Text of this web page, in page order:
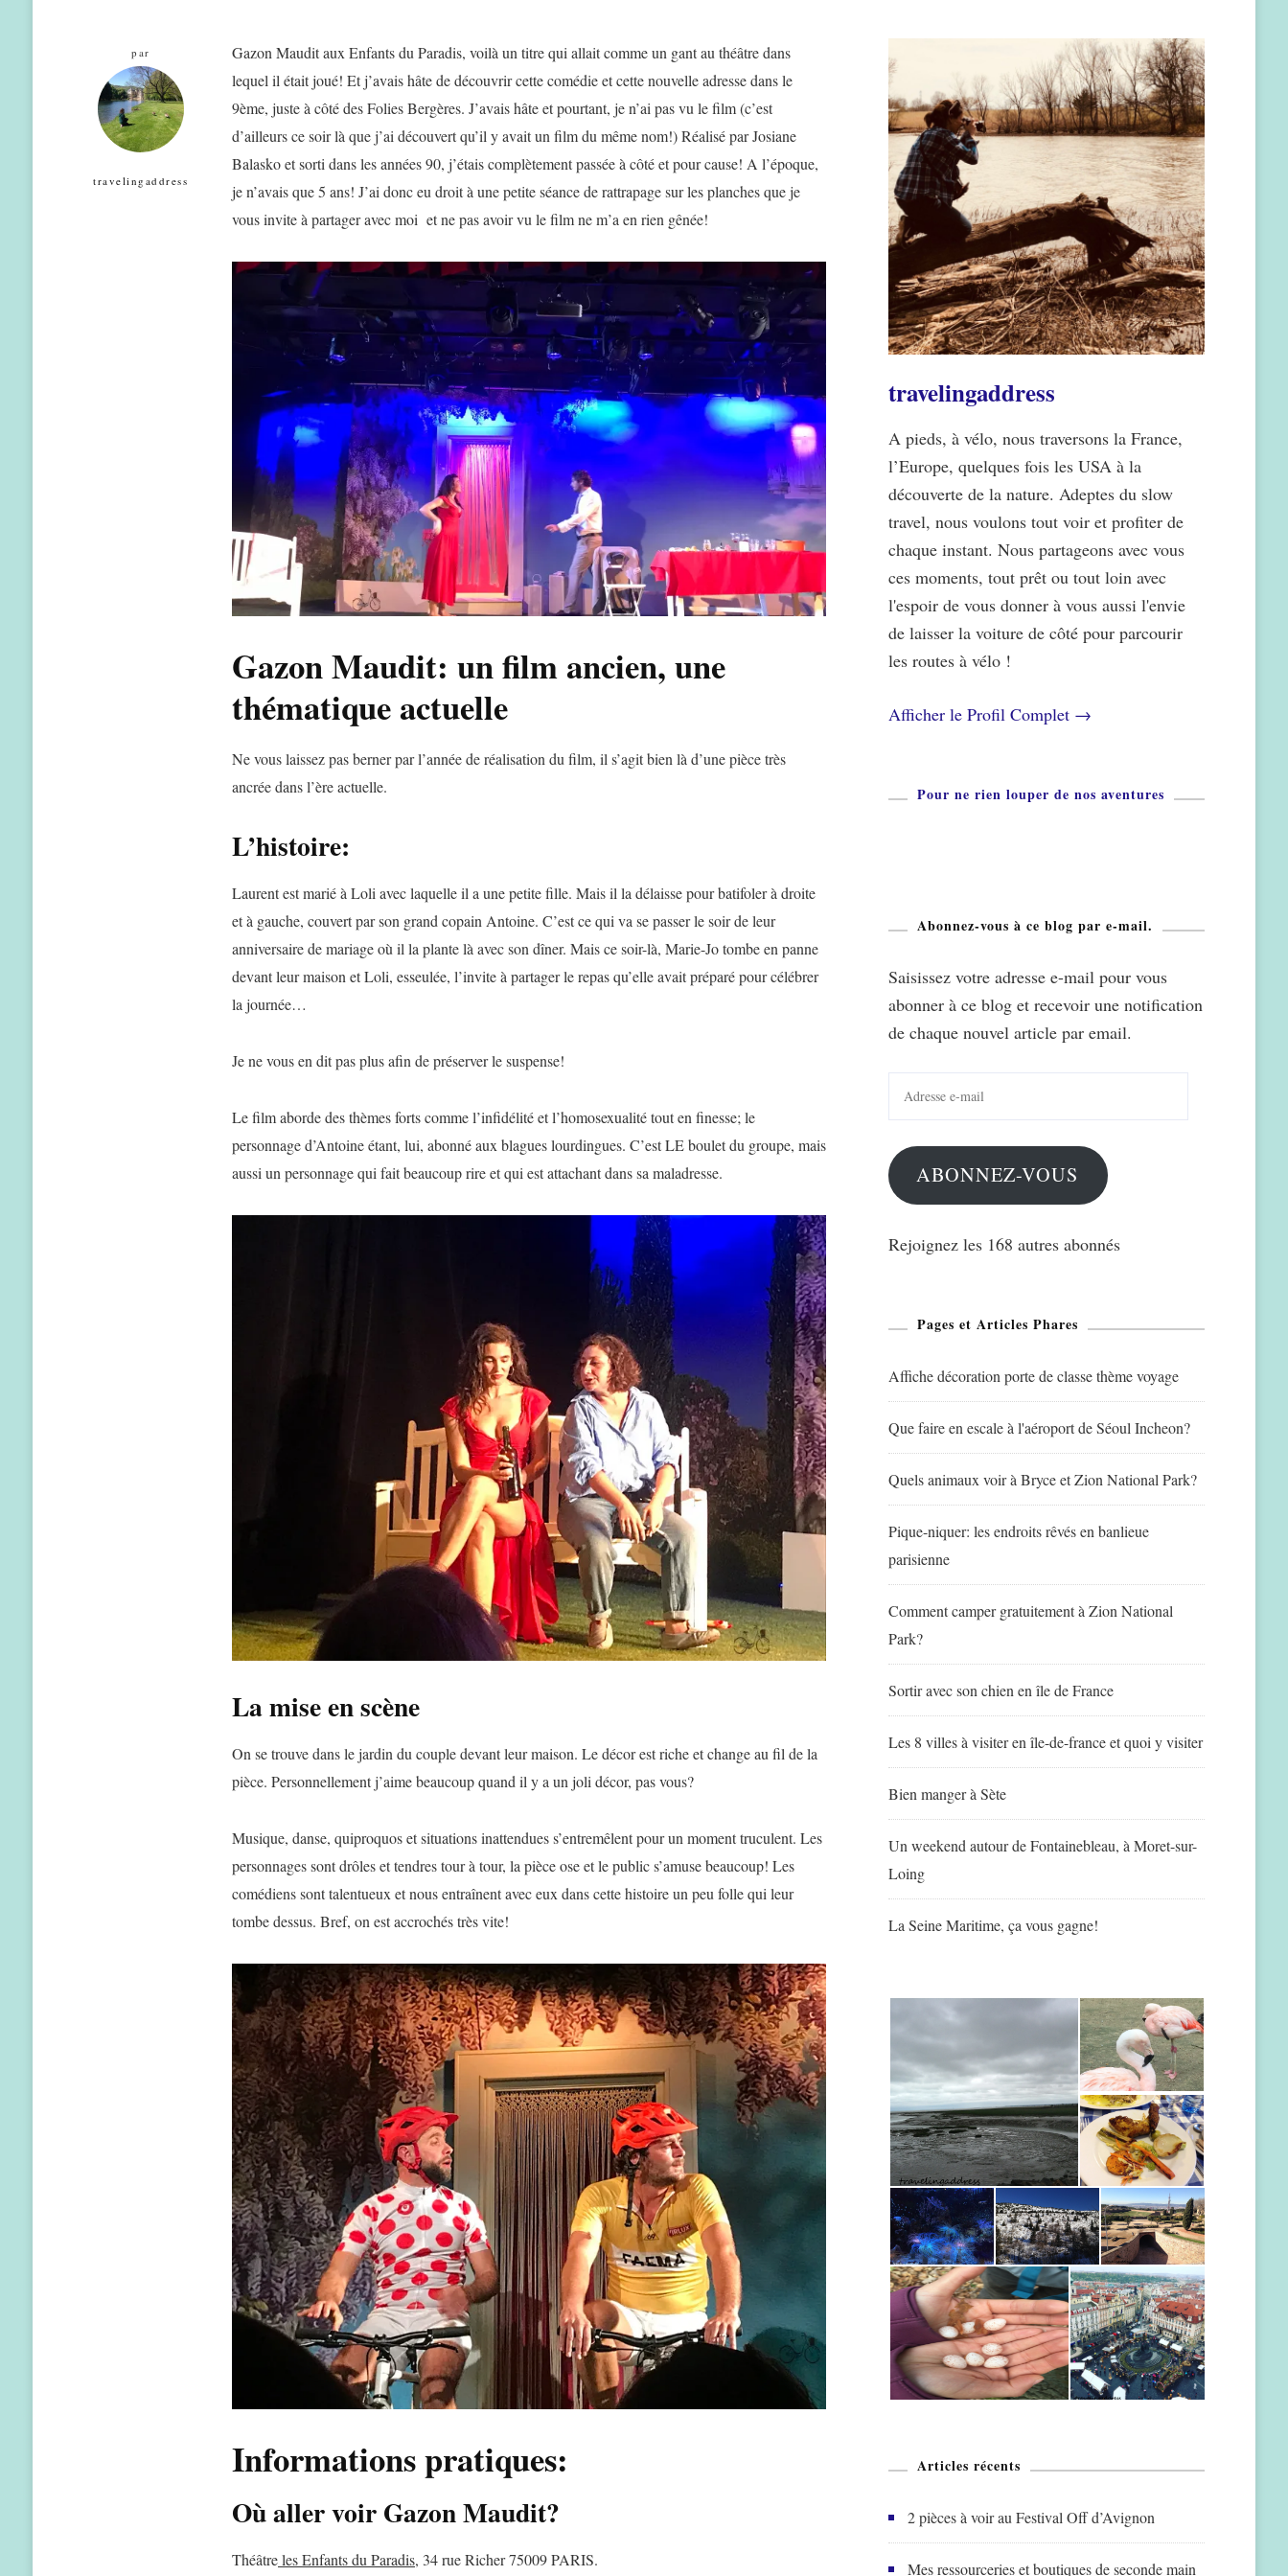
par
travelingaddress
Gazon Maudit aux Enfants du Paradis, voilà un titre qui allait comme un gant au théâtre dans
lequel il était joué! Et j’avais hâte de découvrir cette comédie et cette nouvelle adresse dans le
9ème, juste à côté des Folies Bergères. J’avais hâte et pourtant, je n’ai pas vu le film (c’est
d’ailleurs ce soir là que j’ai découvert qu’il y avait un film du même nom!) Réalisé par Josiane
Balasko et sorti dans les années 90, j’étais complètement passée à côté et pour cause! A l’époque,
je n’avais que 5 ans! J’ai donc eu droit à une petite séance de rattrapage sur les planches que je
vous invite à partager avec moi et ne pas avoir vu le film ne m’a en rien gênée!
Gazon Maudit: un film ancien, une
thématique actuelle
Ne vous laissez pas berner par l’année de réalisation du film, il s’agit bien là d’une pièce très
ancrée dans l’ère actuelle.
L’histoire:
Laurent est marié à Loli avec laquelle il a une petite fille. Mais il la délaisse pour batifoler à droite
et à gauche, couvert par son grand copain Antoine. C’est ce qui va se passer le soir de leur
anniversaire de mariage où il la plante là avec son dîner. Mais ce soir-là, Marie-Jo tombe en panne
devant leur maison et Loli, esseulée, l’invite à partager le repas qu’elle avait préparé pour célébrer
la journée…
Je ne vous en dit pas plus afin de préserver le suspense!
Le film aborde des thèmes forts comme l’infidélité et l’homosexualité tout en finesse; le
personnage d’Antoine étant, lui, abonné aux blagues lourdingues. C’est LE boulet du groupe, mais
aussi un personnage qui fait beaucoup rire et qui est attachant dans sa maladresse.
La mise en scène
On se trouve dans le jardin du couple devant leur maison. Le décor est riche et change au fil de la
pièce. Personnellement j’aime beaucoup quand il y a un joli décor, pas vous?
Musique, danse, quiproquos et situations inattendues s’entremêlent pour un moment truculent. Les
personnages sont drôles et tendres tour à tour, la pièce ose et le public s’amuse beaucoup! Les
comédiens sont talentueux et nous entraînent avec eux dans cette histoire un peu folle qui leur
tombe dessus. Bref, on est accrochés très vite!
Informations pratiques:
Où aller voir Gazon Maudit?
Théâtreles Enfants du Paradis, 34 rue Richer 75009 PARIS.
travelingaddress
A pieds, à vélo, nous traversons la France,
l’Europe, quelques fois les USA à la
découverte de la nature. Adeptes du slow
travel, nous voulons tout voir et profiter de
chaque instant. Nous partageons avec vous
ces moments, tout prêt ou tout loin avec
l'espoir de vous donner à vous aussi l'envie
de laisser la voiture de côté pour parcourir
les routes à vélo !
Afficher le Profil Complet →
Pour ne rien louper de nos aventures
Abonnez-vous à ce blog par e-mail.
Saisissez votre adresse e-mail pour vous
abonner à ce blog et recevoir une notification
de chaque nouvel article par email.
mail
ABONNEZ-VOUS
Rejoignez les 168 autres abonnés
Pages et Articles Phares
Affiche décoration porte de classe thème voyage
Que faire en escale à l'aéroport de Séoul Incheon?
Quels animaux voir à Bryce et Zion National Park?
Pique-niquer: les endroits rêvés en banlieue
parisienne
Comment camper gratuitement à Zion National
Park?
Sortir avec son chien en île de France
Les 8 villes à visiter en île-de-france et quoi y visiter
Bien manger à Sète
Un weekend autour de Fontainebleau, à Moret-sur-
Loing
La Seine Maritime, ça vous gagne!
Articles récents
2 pièces à voir au Festival Off d’Avignon
Mes ressourceries et boutiques de seconde main